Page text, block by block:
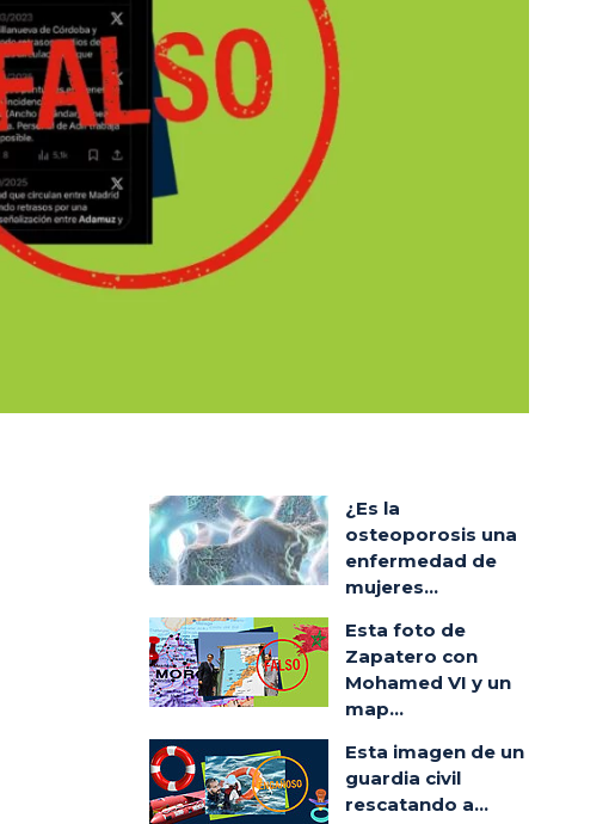
¿Es la
osteoporosis una
enfermedad de
mujeres...
Esta foto de
Zapatero con
Mohamed VI y un
map...
Esta imagen de un
guardia civil
rescatando a...